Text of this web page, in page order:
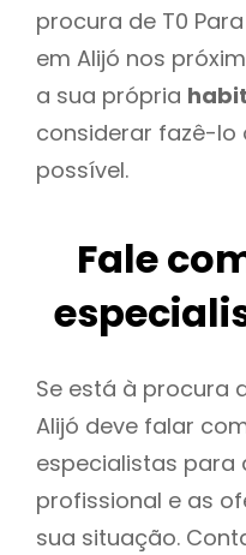
procura de T0
em Alijó nos
a sua própria
considerar fazê-lo
possível.
Fale
Se está à procura
Alijó deve falar
especialistas para
profissional e as
sua situação.